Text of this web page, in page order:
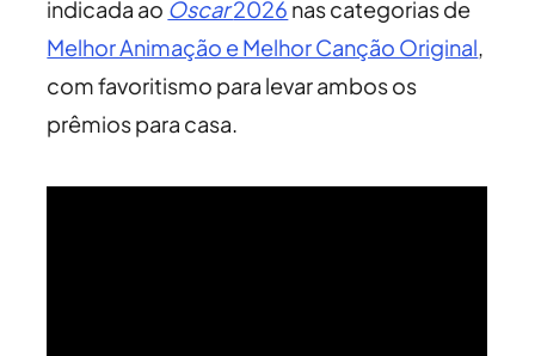
indicada ao Oscar2026 nas categorias de
Melhor Animação e Melhor Canção Original,
com favoritismo para levar ambos os
prêmios para casa.